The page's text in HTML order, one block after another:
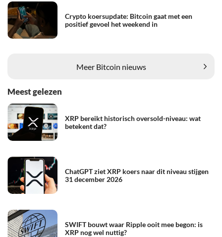
Crypto koersupdate: Bitcoin gaat met een
positief gevoel het weekend in
Meer Bitcoin nieuws
Meest gelezen
XRP bereikt historisch oversold-niveau: wat
betekent dat?
ChatGPT ziet XRP koers naar dit niveau stijgen
31 december 2026
SWIFT bouwt waar Ripple ooit mee begon: is
XRP nog wel nuttig?